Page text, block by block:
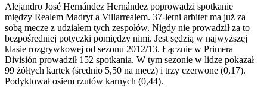
Alejandro José Hernández Hernández poprowadzi spotkanie
między Realem Madryt a Villarrealem. 37-letni arbiter ma już za
sobą mecze z udziałem tych zespołów. Nigdy nie prowadził za to
bezpośredniej potyczki pomiędzy nimi. Jest sędzią w najwyższej
klasie rozgrywkowej od sezonu 2012/13. Łącznie w Primera
División prowadził 152 spotkania. W tym sezonie w lidze pokazał
99 żółtych kartek (średnio 5,50 na mecz) i trzy czerwone (0,17).
Podyktował osiem rzutów karnych (0,44).